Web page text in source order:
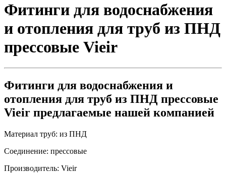
Фитинги для водоснабжения
и отопления для труб из ПНД
прессовые Vieir
Фитинги для водоснабжения и
отопления для труб из ПНД прессовые
Vieir предлагаемые нашей компанией
Материал труб: из ПНД
Соединение: прессовые
Производитель: Vieir